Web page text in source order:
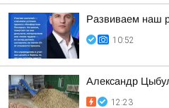
Развиваем наш
10:52
Александр
12:23